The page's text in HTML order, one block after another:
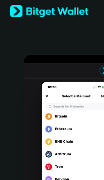
English
日本語
Türkçe
Português (Portugal)
Bahasa Indonesia